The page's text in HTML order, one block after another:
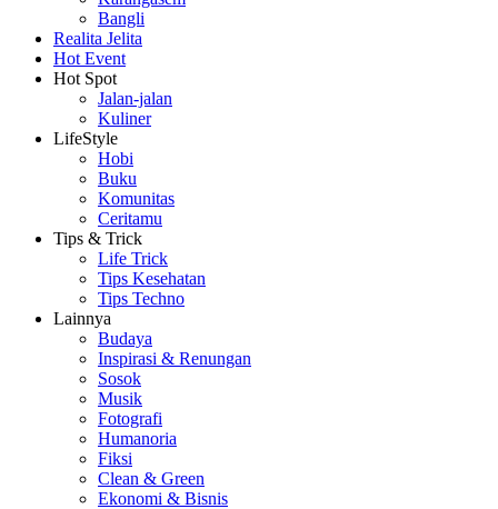
Bangli
Realita Jelita
Hot Event
Hot Spot
Jalan-jalan
Kuliner
LifeStyle
Hobi
Buku
Komunitas
Ceritamu
Tips & Trick
Life Trick
Tips Kesehatan
Tips Techno
Lainnya
Budaya
Inspirasi & Renungan
Sosok
Musik
Fotografi
Humanoria
Fiksi
Clean & Green
Ekonomi & Bisnis